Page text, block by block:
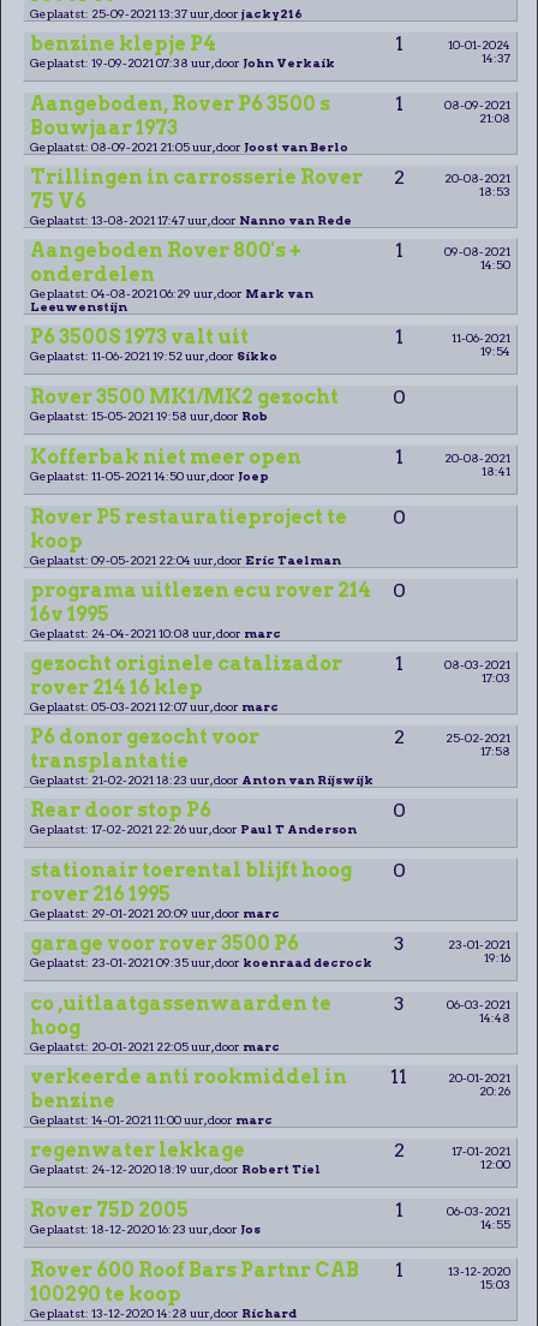
Geplaatst: 25-09-2021 13:37 uur, door jacky216
benzine klepje P4 1
10-01-2024
14:37
Geplaatst: 19-09-2021 07:38 uur, door John Verkaik
Aangeboden, Rover P6 3500 s
Bouwjaar 1973
1
08-09-2021
21:08
Geplaatst: 08-09-2021 21:05 uur, door Joost van Berlo
Trillingen in carrosserie Rover
75 V6
2
20-08-2021
18:53
Geplaatst: 13-08-2021 17:47 uur, door Nanno van Rede
Aangeboden Rover 800's +
onderdelen
1
09-08-2021
14:50
Geplaatst: 04-08-2021 06:29 uur, door Mark van
Leeuwenstijn
P6 3500S 1973 valt uit 1
11-06-2021
19:54
Geplaatst: 11-06-2021 19:52 uur, door Sikko
Rover 3500 MK1/MK2 gezocht 0
Geplaatst: 15-05-2021 19:58 uur, door Rob
Kofferbak niet meer open 1
20-08-2021
18:41
Geplaatst: 11-05-2021 14:50 uur, door Joep
Rover P5 restauratieproject te
koop
0
Geplaatst: 09-05-2021 22:04 uur, door Eric Taelman
programa uitlezen ecu rover 214
16v 1995
0
Geplaatst: 24-04-2021 10:08 uur, door marc
gezocht originele catalizador
rover 214 16 klep
1
08-03-2021
17:03
Geplaatst: 05-03-2021 12:07 uur, door marc
P6 donor gezocht voor
transplantatie
2
25-02-2021
17:58
Geplaatst: 21-02-2021 18:23 uur, door Anton van Rijswijk
Rear door stop P6 0
Geplaatst: 17-02-2021 22:26 uur, door Paul T Anderson
stationair toerental blijft hoog
rover 216 1995
0
Geplaatst: 29-01-2021 20:09 uur, door marc
garage voor rover 3500 P6 3
23-01-2021
19:16
Geplaatst: 23-01-2021 09:35 uur, door koenraad decrock
co ,uitlaatgassenwaarden te
hoog
3
06-03-2021
14:48
Geplaatst: 20-01-2021 22:05 uur, door marc
verkeerde anti rookmiddel in
benzine
11
20-01-2021
20:26
Geplaatst: 14-01-2021 11:00 uur, door marc
regenwater lekkage 2
17-01-2021
12:00
Geplaatst: 24-12-2020 18:19 uur, door Robert Tiel
Rover 75D 2005 1
06-03-2021
14:55
Geplaatst: 18-12-2020 16:23 uur, door Jos
Rover 600 Roof Bars Partnr CAB
100290 te koop
1
13-12-2020
15:03
Geplaatst: 13-12-2020 14:28 uur, door Richard